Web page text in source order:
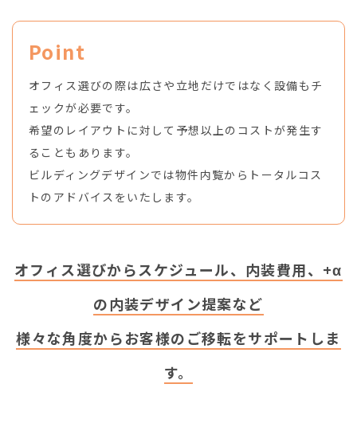
Point
オフィス選びの際は広さや立地だけではなく設備もチ
ェックが必要です。
希望のレイアウトに対して予想以上のコストが発生す
ることもあります。
ビルディングデザインでは物件内覧からトータルコス
トのアドバイスをいたします。
オフィス選びからスケジュール、内装費用、+α
の内装デザイン提案など
様々な角度からお客様のご移転をサポートしま
す。